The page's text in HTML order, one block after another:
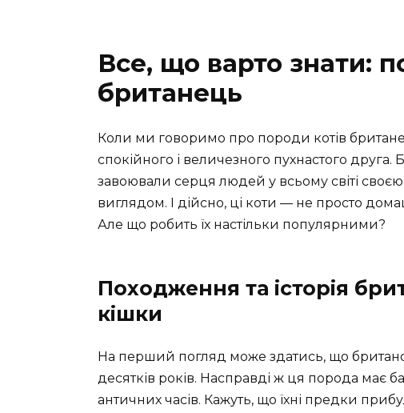
Все, що варто знати:
британець
Коли ми говоримо про породи котів
спокійного і величезного пухнастого друга.
завоювали серця людей у всьому світі
виглядом. І дійсно, ці коти — не просто
Але що робить їх настільки популярними?
Походження та історія
кішки
На перший погляд може здатись, що
десятків років. Насправді ж ця порода має
античних часів. Кажуть, що їхні предки